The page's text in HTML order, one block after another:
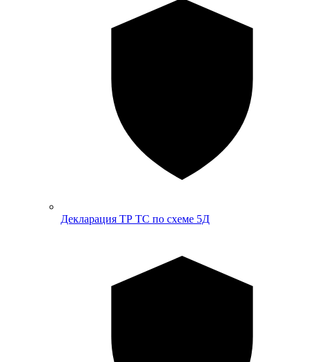
Декларация ТР ТС по схеме 5Д